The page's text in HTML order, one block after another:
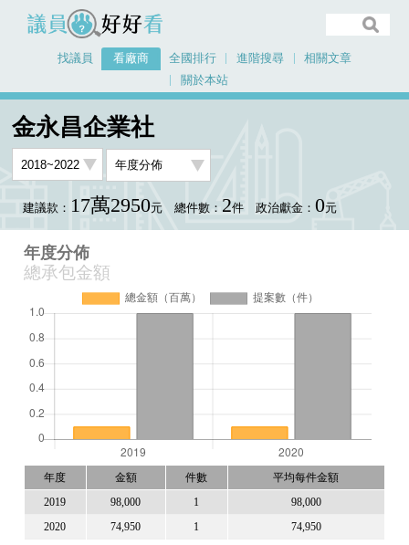
議員好好看
找議員 看廠商 全國排行 進階搜尋
相關文章
關於本站
看廠商
金永昌企業社
建議款： 17萬2950元 總件數： 2件 政治獻金： 0元
年度分佈
總承包金額
年度 金額 件數 平均每件金額
2019 98,000 1 98,000
2020 74,950 1 74,950